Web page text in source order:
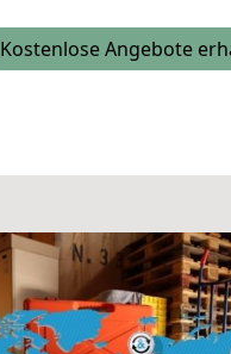
Kostenlose Angebote